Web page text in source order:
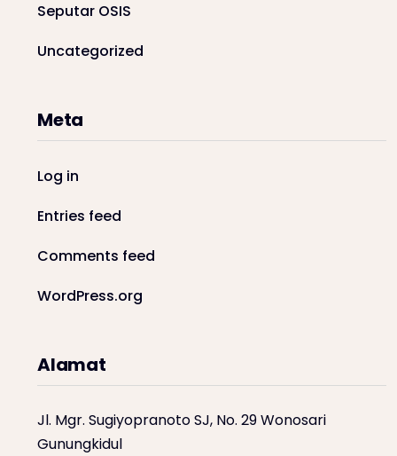
Seputar OSIS
Uncategorized
Meta
Log in
Entries feed
Comments feed
WordPress.org
Alamat
Jl. Mgr. Sugiyopranoto SJ, No. 29 Wonosari
Gunungkidul